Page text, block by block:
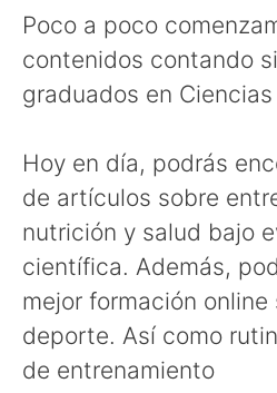
Poco a poco
contenidos contando
graduados en
Hoy en día, podrás
de artículos sobre
nutrición y salud bajo
científica. Además,
mejor formación
deporte. Así como
de entrenamiento